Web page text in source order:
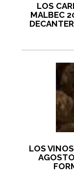
LOS
MALBEC
LOS